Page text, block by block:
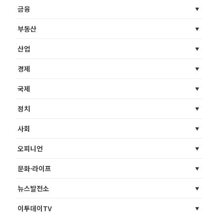
금융
부동산
산업
경제
국제
정치
사회
오피니언
문화·라이프
뉴스발전소
이투데이TV